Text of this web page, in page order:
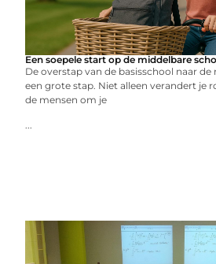
Een soepele start op de middelbare
De overstap van de basisschool naar
een grote stap. Niet alleen verandert je
de mensen om je
...